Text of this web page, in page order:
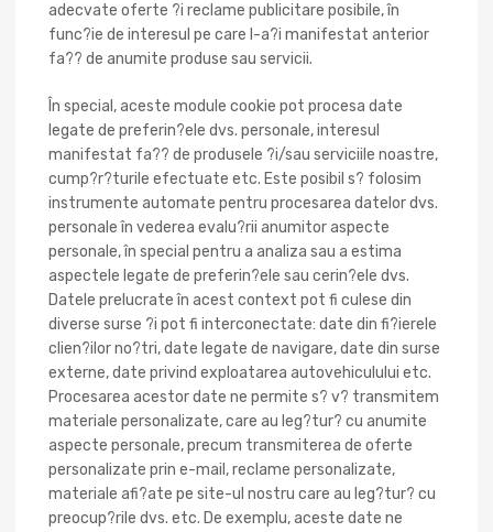
adecvate oferte ?i reclame publicitare posibile, în
func?ie de interesul pe care l-a?i manifestat anterior
fa?? de anumite produse sau servicii.
În special, aceste module cookie pot procesa date
legate de preferin?ele dvs. personale, interesul
manifestat fa?? de produsele ?i/sau serviciile noastre,
cump?r?turile efectuate etc. Este posibil s? folosim
instrumente automate pentru procesarea datelor dvs.
personale în vederea evalu?rii anumitor aspecte
personale, în special pentru a analiza sau a estima
aspectele legate de preferin?ele sau cerin?ele dvs.
Datele prelucrate în acest context pot fi culese din
diverse surse ?i pot fi interconectate: date din fi?ierele
clien?ilor no?tri, date legate de navigare, date din surse
externe, date privind exploatarea autovehiculului etc.
Procesarea acestor date ne permite s? v? transmitem
materiale personalizate, care au leg?tur? cu anumite
aspecte personale, precum transmiterea de oferte
personalizate prin e-mail, reclame personalizate,
materiale afi?ate pe site-ul nostru care au leg?tur? cu
preocup?rile dvs. etc. De exemplu, aceste date ne